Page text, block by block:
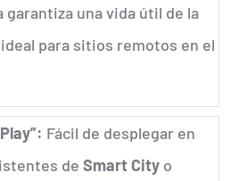
garantiza una vida útil de la
para sitios remotos en el
Fácil de desplegar en
deSmart City o